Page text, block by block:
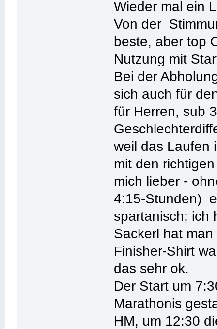
Wieder mal ein
Von der
beste, aber top
Nutzung mit
Bei der
sich auch für
für Herren, sub
weil das Laufen
mit den
mich lieber -
4:15-Stunden)
spartanisch; ich
Sackerl hat
Finisher-Shirt
das sehr ok.
Der Start um
Marathonis
HM, um 12:30